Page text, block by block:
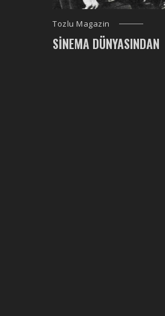
Tozlu Magazin
SINEMA DÜNYASINDAN